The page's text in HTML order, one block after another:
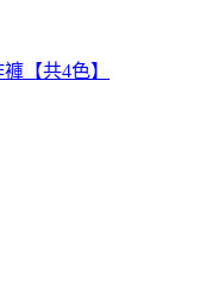
【共4色】